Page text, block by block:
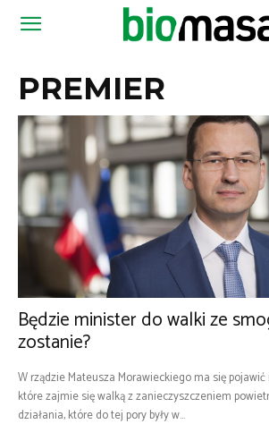
Magazyn
PREMIER
Będzie minister do walki ze
zostanie?
W rządzie Mateusza Morawieckiego ma się
które zajmie się walką z zanieczyszczeniem
działania, które do tej pory były w...